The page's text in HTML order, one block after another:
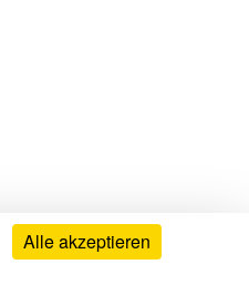
Alle akzeptieren